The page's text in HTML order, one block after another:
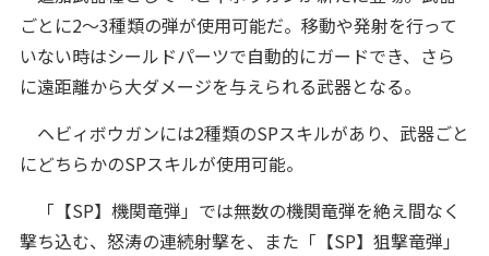
ごとに2～3種類の弾が使用可能だ。移動や発射を行って
いない時はシールドパーツで自動的にガードでき、さら
に遠距離から大ダメージを与えられる武器となる。
ヘビィボウガンには2種類のSPスキルがあり、武器ごと
にどちらかのSPスキルが使用可能。
「【SP】機関竜弾」では無数の機関竜弾を絶え間なく
撃ち込む、怒涛の連続射撃を、また「【SP】狙撃竜弾」